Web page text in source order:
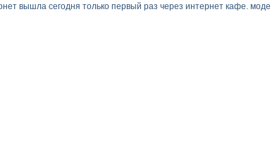
вышла сегодня только первый раз через интернет кафе.